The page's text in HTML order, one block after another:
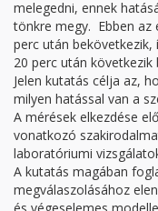
melegedni, ennek
tönkre megy. Ebben az
perc után
20 perc után következik
Jelen kutatás célja az,
milyen hatással van a
A mérések elkezdése
vonatkozó
laboratóriumi
A kutatás magában
megválaszolásához